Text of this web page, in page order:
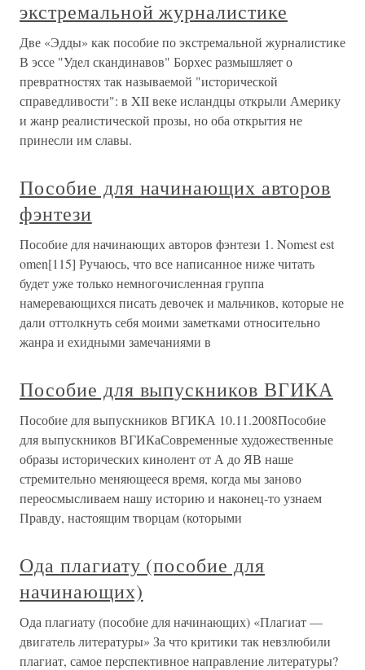
экстремальной журналистике
Две «Эдды» как пособие по экстремальной журналистике
В эссе "Удел скандинавов" Борхес размышляет о
превратностях так называемой "исторической
справедливости": в XII веке исландцы открыли Америку
и жанр реалистической прозы, но оба открытия не
принесли им славы.
Пособие для начинающих авторов
фэнтези
Пособие для начинающих авторов фэнтези 1. Nomest est
omen[115] Ручаюсь, что все написанное ниже читать
будет уже только немногочисленная группа
намеревающихся писать девочек и мальчиков, которые не
дали оттолкнуть себя моими заметками относительно
жанра и ехидными замечаниями в
Пособие для выпускников ВГИКА
Пособие для выпускников ВГИКА 10.11.2008Пособие
для выпускников ВГИКаСовременные художественные
образы исторических кинолент от А до ЯВ наше
стремительно меняющееся время, когда мы заново
переосмысливаем нашу историю и наконец-то узнаем
Правду, настоящим творцам (которыми
Ода плагиату (пособие для
начинающих)
Ода плагиату (пособие для начинающих) «Плагиат —
двигатель литературы» За что критики так невзлюбили
плагиат, самое перспективное направление литературы?